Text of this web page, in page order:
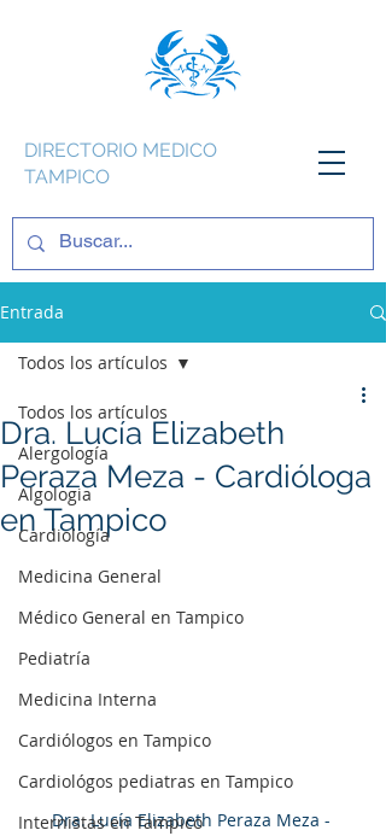
DIRECTORIO MEDICO
TAMPICO
Entrada
Todos los artículos
Alergología
Algologia
Cardiología
Medicina General
Médico General en Tampico
Pediatría
Medicina Interna
Cardiólogos en Tampico
Cardiológos pediatras en Tampico
Internistas en Tampico
Todos los artículos
Dra. Lucía Elizabeth
Peraza Meza - Cardióloga
en Tampico
Dra. Lucía Elizabeth Peraza Meza -